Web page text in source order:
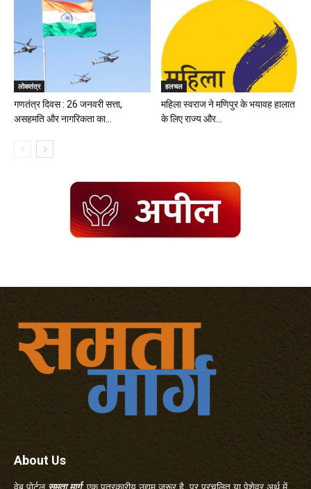
लोकतंत्र
गणतंत्र दिवस : 26 जनवरी सत्ता,
असहमति और नागरिकता का...
हलचल
महिला स्वराज ने मणिपुर के भयावह हालात
के लिए राज्य और...
About Us
वेब पोर्टल समता मार्गएक पत्रकारीय उद्यम जरूर है, पर प्रचलित या पेशेवर अर्थ में